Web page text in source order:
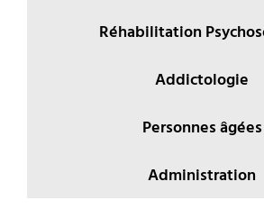
Réhabilitation
Addictologie
Personnes âgées
Administration